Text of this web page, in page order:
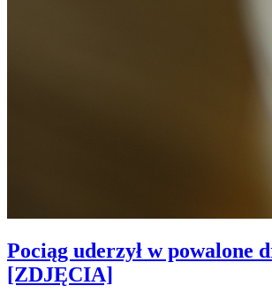
Pociąg uderzył w powalone
[ZDJĘCIA]